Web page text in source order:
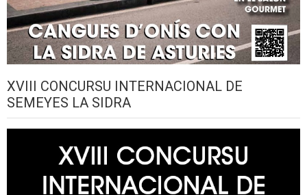
XVIII CONCURSU INTERNACIONAL DE
SEMEYES LA SIDRA